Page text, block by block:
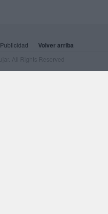
Publicidad Volver arriba